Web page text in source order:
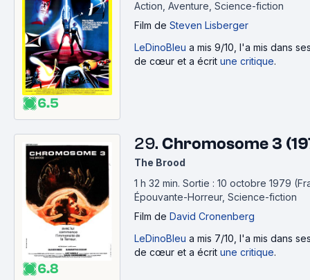
6.5
Action, Aventure, Science-fiction
Film de Steven Lisberger
LeDinoBleu a mis 9/10, l'a mis dans
de cœur et a écrit une critique.
6.8
29. Chromosome 3
The Brood
1 h 32 min. Sortie : 10 octobre 1979
Épouvante-Horreur, Science-fiction
Film de David Cronenberg
LeDinoBleu a mis 7/10, l'a mis dans
de cœur et a écrit une critique.